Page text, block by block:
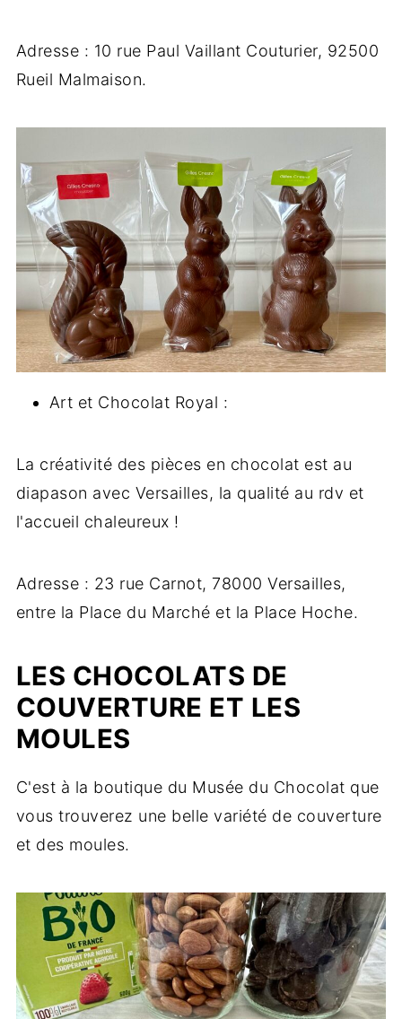
Adresse : 10 rue Paul Vaillant Couturier, 92500
Rueil Malmaison.
Art et Chocolat Royal :
La créativité des pièces en chocolat est au
diapason avec Versailles, la qualité au rdv et
l'accueil chaleureux !
Adresse : 23 rue Carnot, 78000 Versailles,
entre la Place du Marché et la Place Hoche.
LES CHOCOLATS DE
COUVERTURE ET LES
MOULES
C'est à la boutique du Musée du Chocolat que
vous trouverez une belle variété de couverture
et des moules.